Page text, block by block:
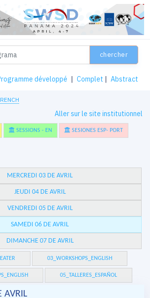
chercher
développé | Complet | Abstract
Aller sur le site institutionnel
SESSIONS - EN SESIONES ESP- PORT
MERCREDI 03 DE AVRIL
JEUDI 04 DE AVRIL
VENDREDI 05 DE AVRIL
SAMEDI 06 DE AVRIL
DIMANCHE 07 DE AVRIL
03_WORKSHOPS_ENGLISH
05_TALLERES_ESPAÑOL
AVRIL